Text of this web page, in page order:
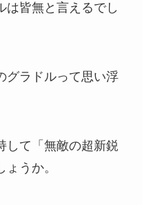
は皆無と言えるでし
グラドルって思い浮
して「無敵の超新鋭
うか。